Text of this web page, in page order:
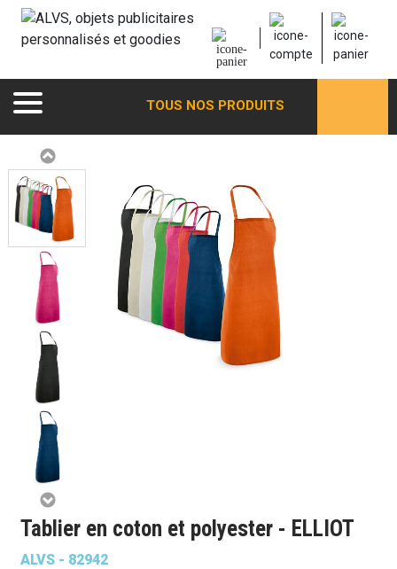
TOUS NOS PRODUITS
Tablier en coton et polyester - ELLIOT
ALVS - 82942